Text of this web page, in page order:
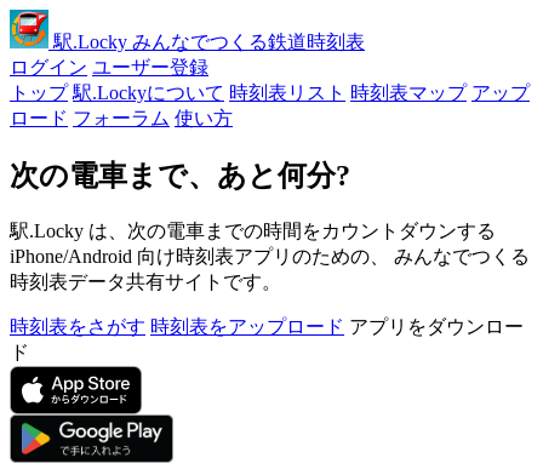
駅.Locky みんなでつくる鉄道時刻表
ログイン ユーザー登録
トップ 駅.Lockyについて 時刻表リスト 時刻表マップ アップ
ロード フォーラム 使い方
次の電車まで、あと何分?
駅.Locky は、次の電車までの時間をカウントダウンする
iPhone/Android 向け時刻表アプリのための、 みんなでつくる
時刻表データ共有サイトです。
時刻表をさがす 時刻表をアップロード アプリをダウンロー
ド